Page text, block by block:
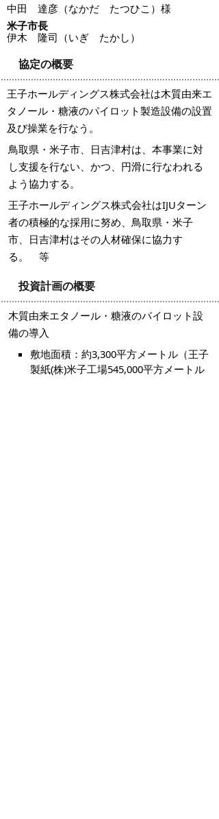
中田 達彦（なかだ たつひこ）様
米子市長
伊木 隆司（いぎ たかし）
協定の概要
王子ホールディングス株式会社は木質由来エ
タノール・糖液のパイロット製造設備の設置
及び操業を行なう。
鳥取県・米子市、日吉津村は、本事業に対
し支援を行ない、かつ、円滑に行なわれる
よう協力する。
王子ホールディングス株式会社はIJUターン
者の積極的な採用に努め、鳥取県・米子
市、日吉津村はその人材確保に協力す
る。 等
投資計画の概要
木質由来エタノール・糖液のパイロット設
備の導入
敷地面積：約3,300平方メートル（王子
製紙(株)米子工場545,000平方メートル